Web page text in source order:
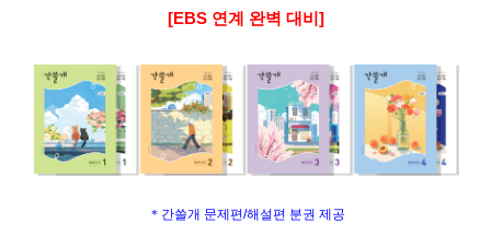
[EBS 연계 완벽 대비]
＊간쓸개 문제편/해설편 분권 제공